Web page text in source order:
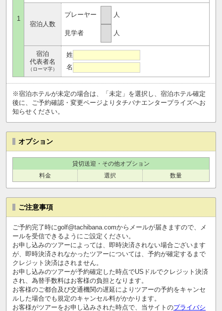
1
宿泊人数
プレーヤー 人
見学者 人
宿泊
代表者名
（ローマ字）
姓
名
※宿泊ホテルが未定の場合は、「未定」を選択し、宿泊ホテル確定
後に、ご予約確認・変更ページよりタチバナエンタープライズへお
知らせください。
オプション
貸切送迎・その他オプション
料金
選択 数量
ご注意事項
ご予約完了時にgolf@tachibana.comからメールが届きますので、メ
ールを受信できるようにご設定ください。
お申し込みのツアーによっては、即時決済されない場合ございます
が、即時決済されなかったツアーについては、予約が確定するまで
クレジット決済はされません。
お申し込みのツアーが予約確定した時点でUSドルでクレジット決済
され、為替手数料はお客様の負担となります。
お客様のご都合及び交通機関の遅延によりツアーの予約をキャンセ
ルした場合でも規定のキャンセル料がかかります。
お客様がツアーをお申し込みされた時点で、当サイトのプライバシ